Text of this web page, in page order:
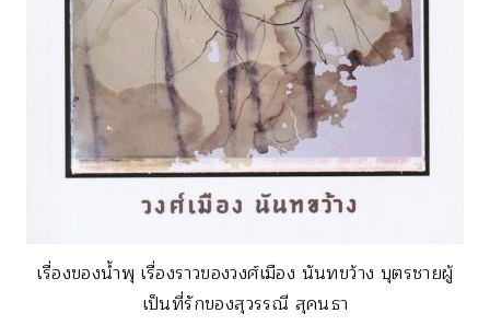
เรื่องของน้ำพุ เรื่องราวของวงศ์เมือง นันทขว้าง บุตรชายผู้
เป็นที่รักของสุวรรณี สุคนธา